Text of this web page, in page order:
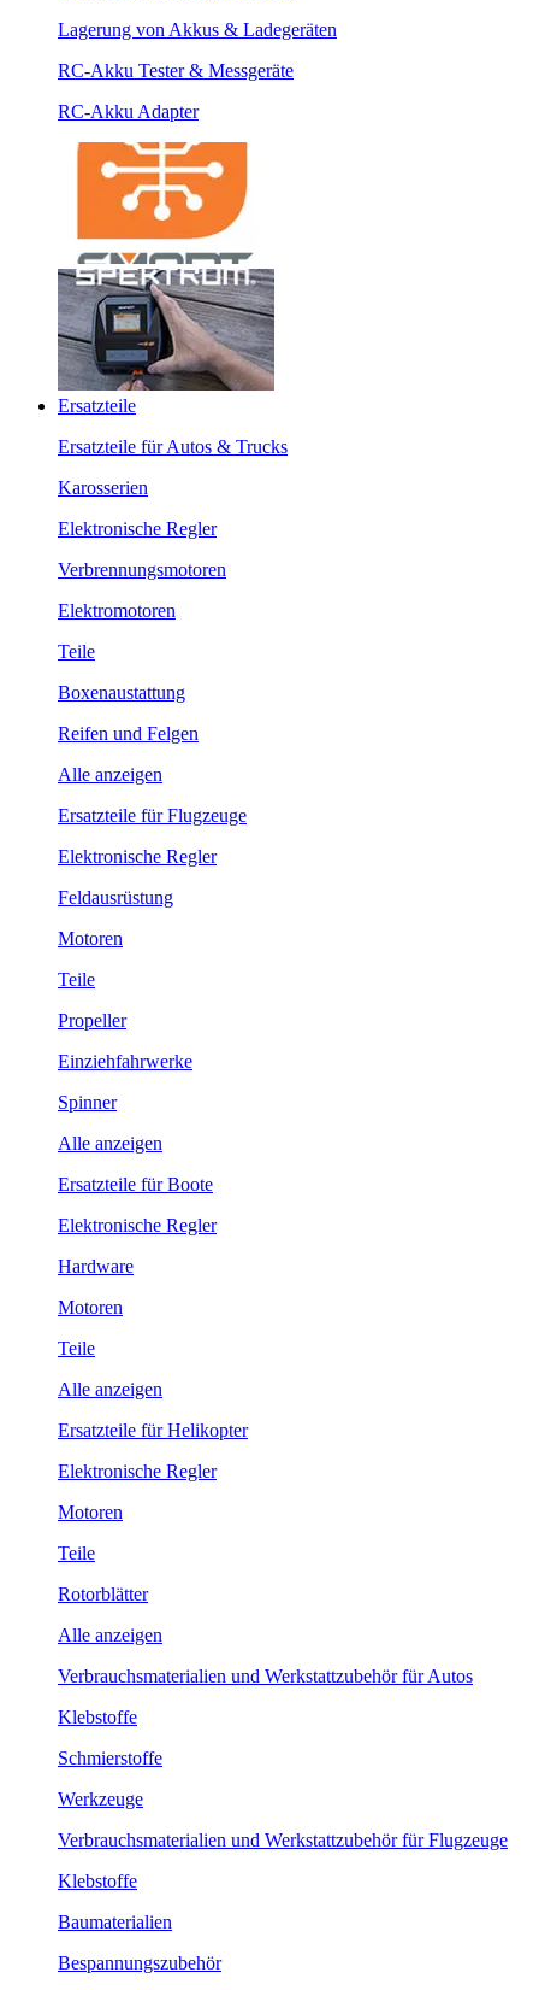
Lagerung von Akkus & Ladegeräten
RC-Akku Tester & Messgeräte
RC-Akku Adapter
Ersatzteile
Ersatzteile für Autos & Trucks
Karosserien
Elektronische Regler
Verbrennungsmotoren
Elektromotoren
Teile
Boxenaustattung
Reifen und Felgen
Alle anzeigen
Ersatzteile für Flugzeuge
Elektronische Regler
Feldausrüstung
Motoren
Teile
Propeller
Einziehfahrwerke
Spinner
Alle anzeigen
Ersatzteile für Boote
Elektronische Regler
Hardware
Motoren
Teile
Alle anzeigen
Ersatzteile für Helikopter
Elektronische Regler
Motoren
Teile
Rotorblätter
Alle anzeigen
Verbrauchsmaterialien und Werkstattzubehör für Autos
Klebstoffe
Schmierstoffe
Werkzeuge
Verbrauchsmaterialien und Werkstattzubehör für Flugzeuge
Klebstoffe
Baumaterialien
Bespannungszubehör